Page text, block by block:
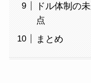
ドル体制の
点
まとめ